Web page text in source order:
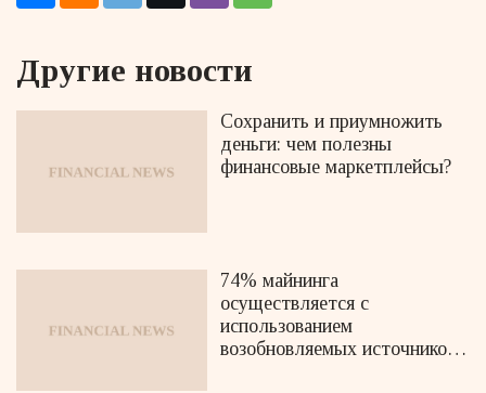
Другие новости
Сохранить и приумножить
деньги: чем полезны
финансовые маркетплейсы?
74% майнинга
осуществляется с
использованием
возобновляемых источников